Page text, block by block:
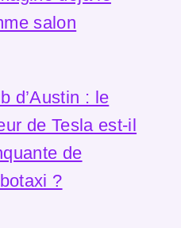
salon
d’Austin : le
de Tesla est-il
de
?